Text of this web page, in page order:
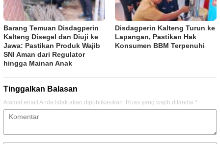
Barang Temuan Disdagperin
Kalteng Disegel dan Diuji ke
Jawa: Pastikan Produk Wajib
SNI Aman dari Regulator
hingga Mainan Anak
Disdagperin Kalteng Turun ke
Lapangan, Pastikan Hak
Konsumen BBM Terpenuhi
Tinggalkan Balasan
Alamat email Anda tidak akan dipublikasikan. Ruas yang wajib ditandai *